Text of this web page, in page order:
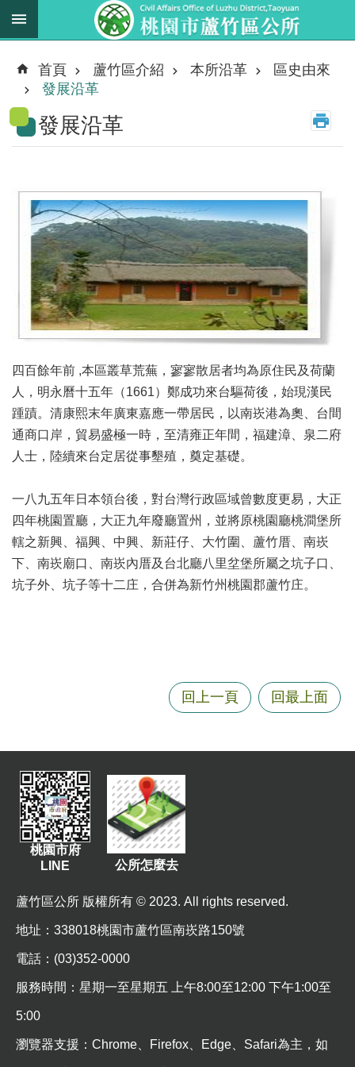
跳到主要內容區塊
新
消
息
業
掌
法
規
資
料
進
階
尋
蘆
介
紹
訊
息
機
關
通
訊
關
資
回
頁
網
首頁 蘆竹區介紹 本所沿革
區史由來
發展沿革
發展沿革
四百餘年前 ,本區叢草荒蕪，寥寥散居者均為原住民及荷蘭
人，明永曆十五年（1661）鄭成功來台驅荷後，始現漢民
踵蹟。清康熙末年廣東嘉應一帶居民，以南崁港為奧、台間
通商口岸，貿易盛極一時，至清雍正年間，福建漳、泉二府
人士，陸續來台定居從事墾殖，奠定基礎。
一八九五年日本領台後，對台灣行政區域曾數度更易，大正
四年桃園置廳，大正九年廢廳置州，並將原桃園廳桃澗堡所
轄之新興、福興、中興、新莊仔、大竹圍、蘆竹厝、南崁
下、南崁廟口、南崁內厝及台北廳八里坌堡所屬之坑子口、
坑子外、坑子等十二庄，合併為新竹州桃園郡蘆竹庄。
回上一頁 回最上面
桃園市府
LINE
公所怎麼去
蘆竹區公所 版權所有 © 2023. All rights reserved.
地址 ：338018桃園市蘆竹區南崁路150號
電話：(03)352-0000
服務時間：星期一至星期五 上午8:00至12:00 下午1:00至
5:00
瀏覽器支援：Chrome、Firefox、Edge、Safari為主，如